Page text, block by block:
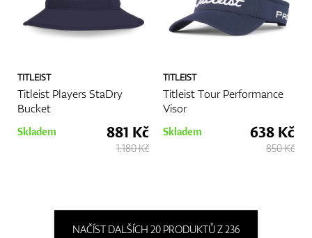
TITLEIST
Titleist Players StaDry
Bucket
Skladem 881 Kč
1.180 Kč
TITLEIST
Titleist Tour Performance
Visor
Skladem 638 Kč
850 Kč
NAČÍST DALŠÍCH 20 PRODUKTŮ Z 236